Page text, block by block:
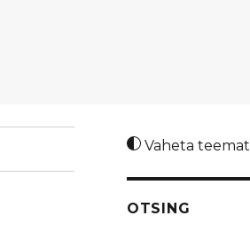
Vaheta teemat
OTSING